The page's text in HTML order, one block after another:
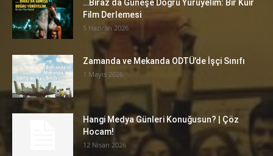
…Biraz da Güneşe Doğru Yürüyelim: Bir Kuir
Film Derlemesi
5 Haziran 2026
Zamanda ve Mekanda ODTÜ’de İşçi Sınıfı
1 Mayıs 2026
Hangi Medya Günleri Konuğusun? | Çöz
Hocam!
12 Nisan 2026